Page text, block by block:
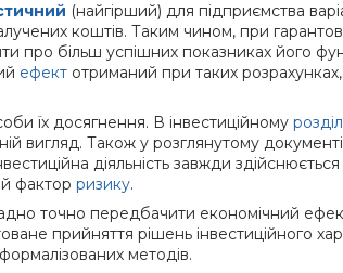
(найгірший) для підприємства
коштів. Таким чином, при
про більш успішних показниках його
ефект отриманий при таких
їх досягнення. В інвестиційному
вигляд. Також у розглянутому
діяльність завжди
фактор ризику.
точно передбачити економічний
прийняття рішень інвестиційного
методів.